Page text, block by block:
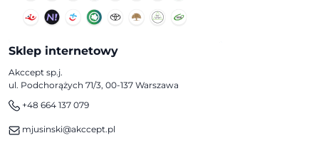
Sklep internetowy
Akccept sp.j.
ul. Podchorążych 71/3, 00-137 Warszawa
+48 664 137 079
mjusinski@akccept.pl